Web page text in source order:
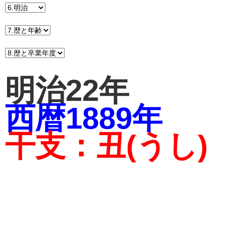
明治22年
西暦1889年
干支：丑(うし)